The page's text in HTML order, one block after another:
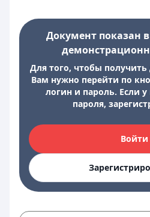
Документ показан
Для того, чтобы получить
Вам нужно перейти по
логин и пароль. Если у
пароля,
Войти